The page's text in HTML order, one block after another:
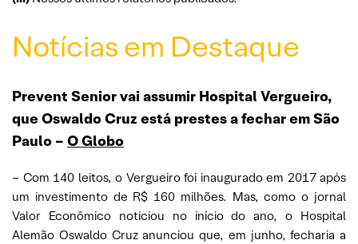
Notícias em Destaque
Prevent Senior vai assumir Hospital Vergueiro,
que Oswaldo Cruz está prestes a fechar em São
Paulo – O Globo
– Com 140 leitos, o Vergueiro foi inaugurado em 2017 após
um investimento de R$ 160 milhões. Mas, como o jornal
Valor Econômico noticiou no início do ano, o Hospital
Alemão Oswaldo Cruz anunciou que, em junho, fecharia a